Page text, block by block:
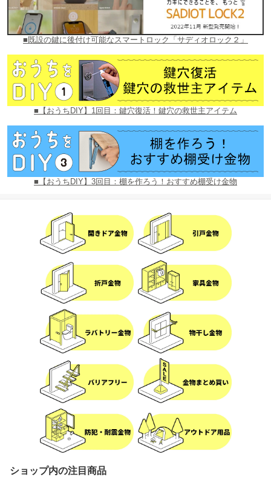
■既設の鍵に後付け可能なスマートロック「サディオロック２」
■【おうちDIY】1回目：鍵穴復活！鍵穴の救世主アイテム
■【おうちDIY】3回目：棚を作ろう！おすすめ棚受け金物
ショップ内の注目商品